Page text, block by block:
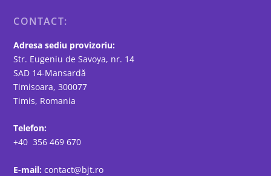
CONTACT:
Adresa sediu provizoriu:
Str. Eugeniu de Savoya, nr. 14
SAD 14-Mansardă
Timisoara, 300077
Timis, Romania
Telefon:
+40 356 469 670
E-mail:contact@bjt.ro